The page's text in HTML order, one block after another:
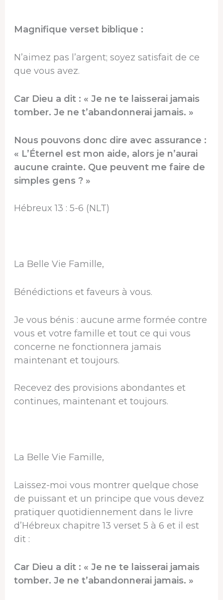
Magnifique verset biblique :
N’aimez pas l’argent; soyez satisfait de ce
que vous avez.
Car Dieu a dit : « Je ne te laisserai jamais
tomber. Je ne t’abandonnerai jamais. »
Nous pouvons donc dire avec assurance :
« L’Éternel est mon aide, alors je n’aurai
aucune crainte. Que peuvent me faire de
simples gens ? »
Hébreux 13 : 5-6 (NLT)
La Belle Vie Famille,
Bénédictions et faveurs à vous.
Je vous bénis : aucune arme formée contre
vous et votre famille et tout ce qui vous
concerne ne fonctionnera jamais
maintenant et toujours.
Recevez des provisions abondantes et
continues, maintenant et toujours.
La Belle Vie Famille,
Laissez-moi vous montrer quelque chose
de puissant et un principe que vous devez
pratiquer quotidiennement dans le livre
d’Hébreux chapitre 13 verset 5 à 6 et il est
dit :
Car Dieu a dit : « Je ne te laisserai jamais
tomber. Je ne t’abandonnerai jamais. »